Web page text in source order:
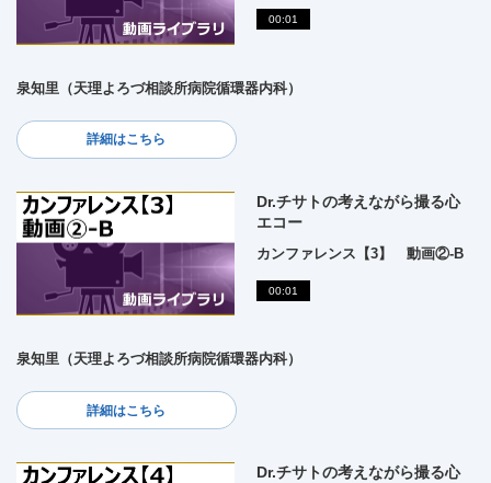
00:01
泉知里（天理よろづ相談所病院循環器内科）
詳細はこちら
Dr.チサトの考えながら撮る心
エコー
カンファレンス【3】 動画②-B
00:01
泉知里（天理よろづ相談所病院循環器内科）
詳細はこちら
Dr.チサトの考えながら撮る心